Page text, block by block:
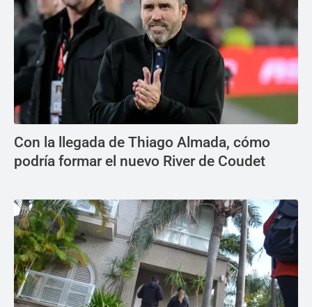
Con la llegada de Thiago Almada, cómo
podría formar el nuevo River de Coudet